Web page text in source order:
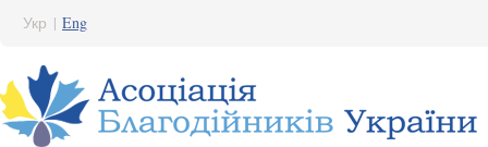
Укр | Eng